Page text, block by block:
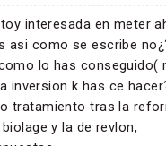
interesada en meter
asi como se escribe
lo has conseguido(
inversion k has ce
tratamiento tras la
y la de revlon,